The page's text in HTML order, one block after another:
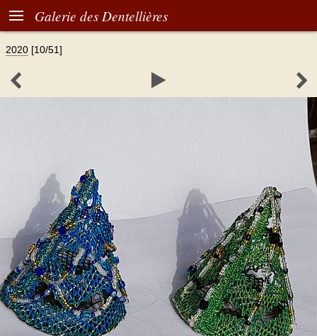
 Galerie des Dentellières
2020 [10/51]
  